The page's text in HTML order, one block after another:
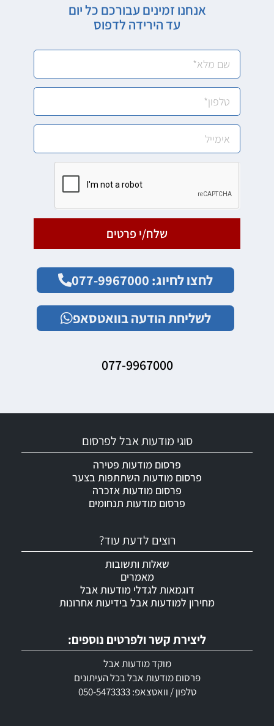
אנחנו זמינים עבורכם כל יום
עד הירידה לדפוס
שלח/י פרטים
לחצו לחיוג: 077-9967000
לשליחת הודעה בוואטסאפ
077-9967000
ליצירת קשר ולפרטים נוספים:
מוקד מודעות אבל
פרסום מודעות אבל בכל העיתונים
טלפון / וואטצאפ: 050-5473333
רוצים לדעת עוד?
שאלות ותשובות
מאמרים
דוגמאות לגדלי מודעות אבל
מחירון למודעות אבל בידיעות אחרונות
סוגי מודעות אבל לפרסום
פרסום מודעות פטירה
פרסום מודעות השתתפות בצער
פרסום מודעות אזכרה
פרסום מודעות תנחומים